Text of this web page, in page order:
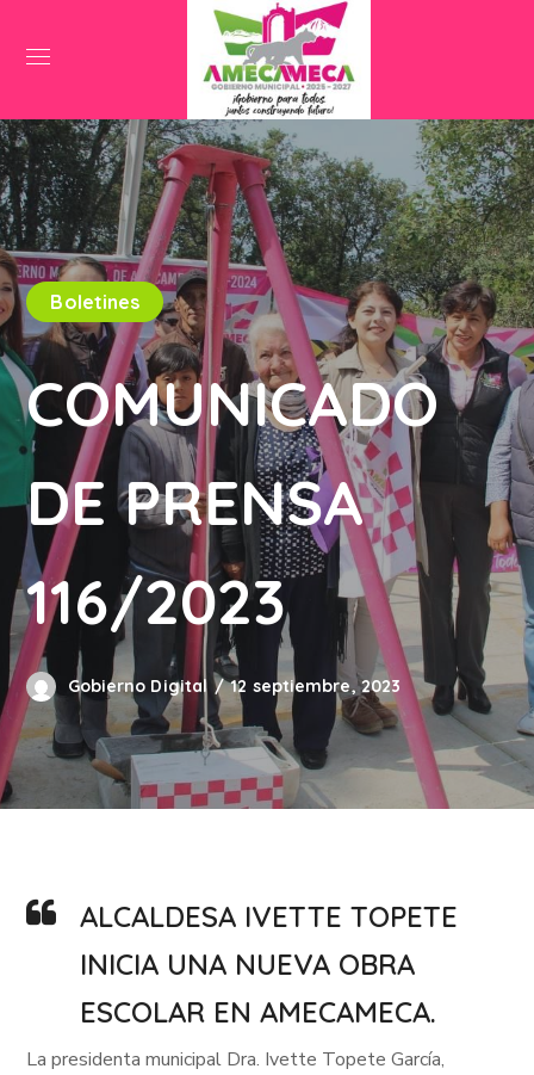
Boletines
COMUNICADO
DE PRENSA
116/2023
Gobierno Digital 12 septiembre, 2023
ALCALDESA IVETTE TOPETE
INICIA UNA NUEVA OBRA
ESCOLAR EN AMECAMECA.
La presidenta municipal Dra. Ivette Topete García,